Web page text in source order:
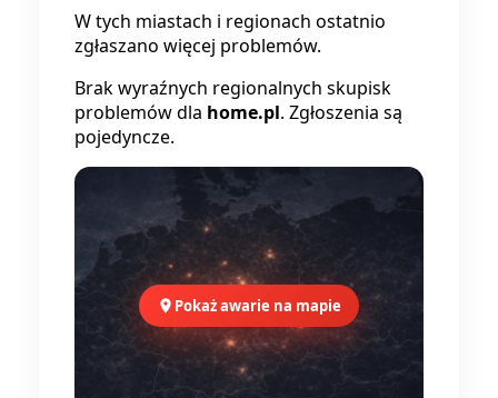
W tych miastach i regionach ostatnio
zgłaszano więcej problemów.
Brak wyraźnych regionalnych skupisk
problemów dla home.pl. Zgłoszenia są
pojedyncze.
Pokaż awarie na mapie